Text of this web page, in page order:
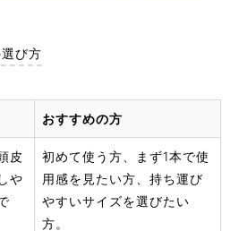
び方
おすすめの方
皮
や
初めて使う方、まず1本で使
用感を見たい方、持ち運び
やすいサイズを選びたい
方。